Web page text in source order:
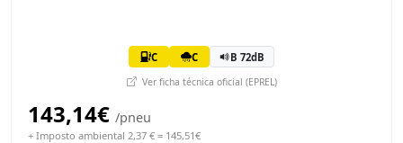
C C B 72dB
Ver ficha técnica oficial (EPREL)
143,14€ /pneu
+ Imposto ambiental 2,37 € = 145,51€